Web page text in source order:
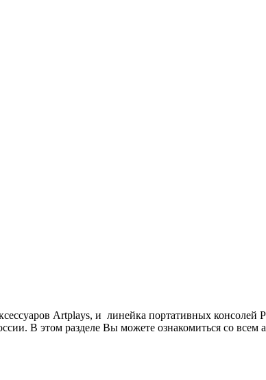
Artplays, и линейка портативных консолей
В этом разделе Вы можете ознакомиться со всем